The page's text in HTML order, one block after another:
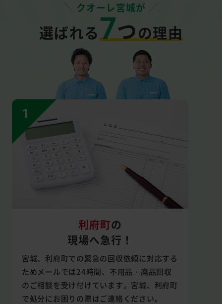
クオーレ宮城が
選ばれる7つの理由
利府町の
現場へ急行！
宮城、利府町での緊急の回収依頼に対応する
ためメールでは24時間、不用品・廃品回収
のご相談を受け付けています。宮城、利府町
で処分にお困りの際はご連絡ください。